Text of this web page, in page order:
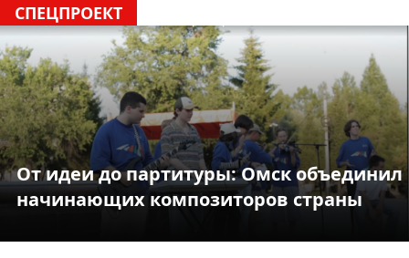
СПЕЦПРОЕКТ
От идеи до партитуры: Омск объединил
начинающих композиторов страны